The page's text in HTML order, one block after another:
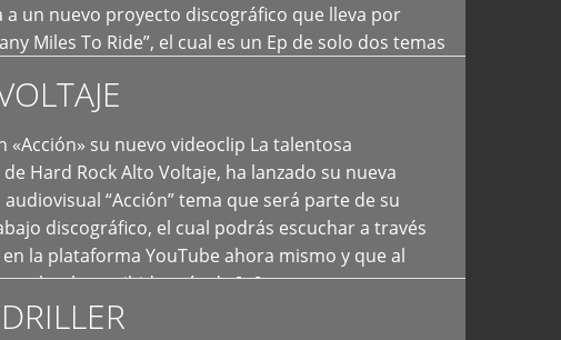
a un nuevo proyecto discográfico que lleva por
Miles To Ride”, el cual es un Ep de solo dos temas
[…]
«Acción» su nuevo videoclip La talentosa
Hard Rock Alto Voltaje, ha lanzado su nueva
“Acción” tema que será parte de su
discográfico, el cual podrás escuchar a través
la plataforma YouTube ahora mismo y que al
ya ha recibido más de […]